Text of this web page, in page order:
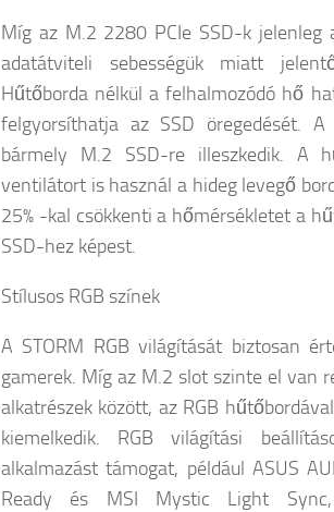
Míg az M.2 2280 PCIe SSD-k jelenleg
adatátviteli sebességük miatt
Hűtőborda nélkül a felhalmozódó hő
felgyorsíthatja az SSD öregedését.
bármely M.2 SSD-re illeszkedik. A
ventilátort is használ a hideg levegő
25% -kal csökkenti a hőmérsékletet a
SSD-hez képest.
Stílusos RGB színek
A STORM RGB világítását biztosan
gamerek. Míg az M.2 slot szinte el van
alkatrészek között, az RGB
kiemelkedik. RGB világítási
alkalmazást támogat, például ASUS
Ready és MSI Mystic Light